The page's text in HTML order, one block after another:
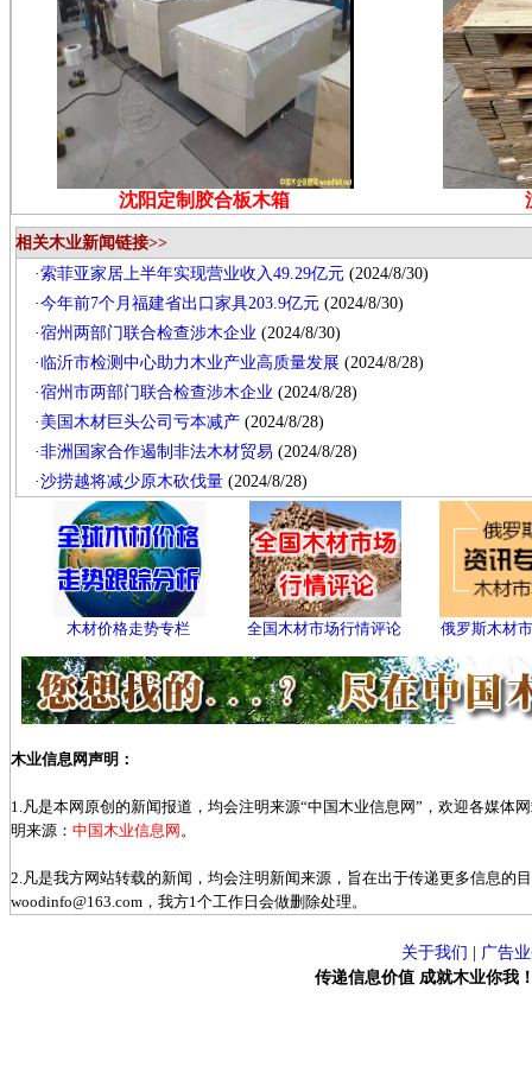
沈阳定制胶合板木箱
相关木业新闻链接>>
·索菲亚家居上半年实现营业收入49.29亿元 (2024/8/30)
·今年前7个月福建省出口家具203.9亿元 (2024/8/30)
·宿州两部门联合检查涉木企业 (2024/8/30)
·临沂市检测中心助力木业产业高质量发展 (2024/8/28)
·宿州市两部门联合检查涉木企业 (2024/8/28)
· 美国木材巨头公司亏本减产 (2024/8/28)
·非洲国家合作遏制非法木材贸易 (2024/8/28)
·沙捞越将减少原木砍伐量 (2024/8/28)
木材价格走势专栏 全国木材市场行情评论 俄罗斯木材
木业信息网声明：
1.凡是本网原创的新闻报道，均会注明来源“中国木业信息网”，欢迎各媒体
明来源： 中国木业信息网 。
2.凡是我方网站转载的新闻，均会注明新闻来源，旨在出于传递更多信息的
woodinfo@163.com，我方1个工作日会做删除处理。
关于我们
广告
传递信息价值 成就木业你我